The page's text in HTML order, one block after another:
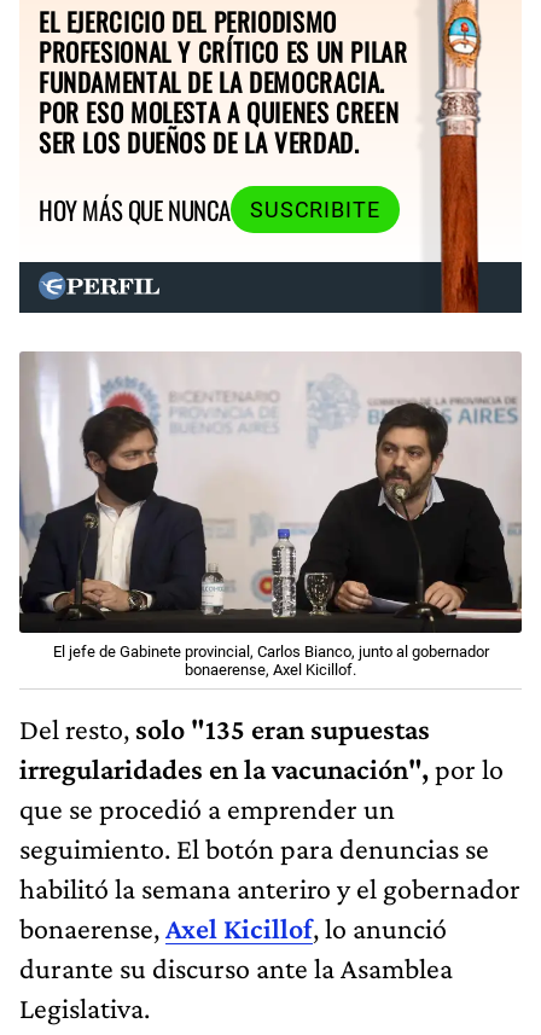
EL EJERCICIO DEL PERIODISMO
PROFESIONAL Y CRÍTICO ES UN PILAR
FUNDAMENTAL DE LA DEMOCRACIA.
POR ESO MOLESTA A QUIENES CREEN
SER LOS DUEÑOS DE LA VERDAD.
HOY MÁS QUE NUNCA
SUSCRIBITE
El jefe de Gabinete provincial, Carlos Bianco, junto al gobernador
bonaerense, Axel Kicillof.
Del resto, solo "135 eran supuestas
irregularidades en la vacunación",por lo
que se procedió a emprender un
seguimiento. El botón para denuncias se
habilitó la semana anteriro y el gobernador
bonaerense,Axel Kicillof, lo anunció
durante su discurso ante la Asamblea
Legislativa.